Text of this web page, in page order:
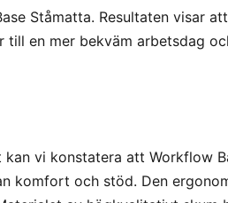
Ståmatta. Resultaten visar
en mer bekväm arbetsdag
vi konstatera att Workflow
komfort och stöd. Den